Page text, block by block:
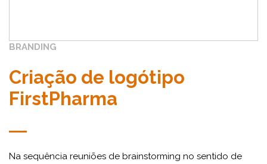
BRANDING
Criação de logótipo
FirstPharma
Na sequência reuniões de brainstorming no sentido de